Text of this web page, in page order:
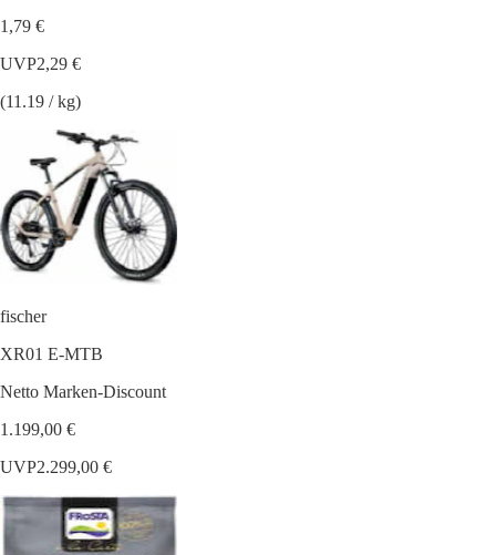
1,79 €
UVP2,29 €
(11.19 / kg)
fischer
XR01 E-MTB
Netto Marken-Discount
1.199,00 €
UVP2.299,00 €